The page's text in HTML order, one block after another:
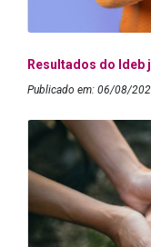
Resultados do
Publicado em: 06/08/